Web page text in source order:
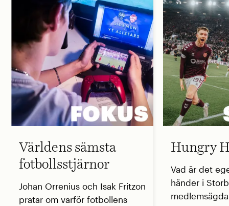
Världens sämsta
fotbollsstjärnor
Johan Orrenius och Isak Fritzon
pratar om varför fotbollens
Hungry
Vad är det
händer i